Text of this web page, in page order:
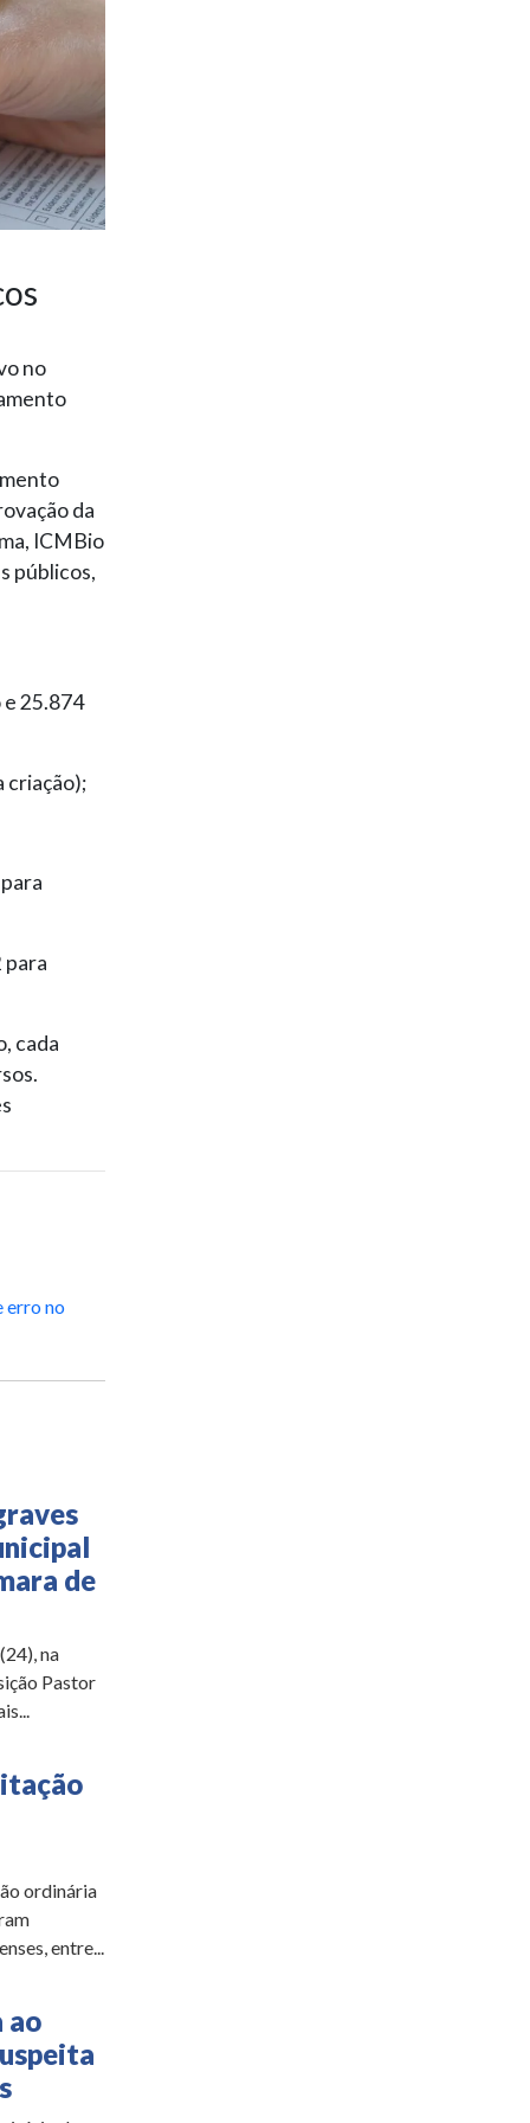
no
da
ICMBio
públicos,
25.874
criação);
para
cada
erro no
de
na
Pastor
ordinária
entre...
ao